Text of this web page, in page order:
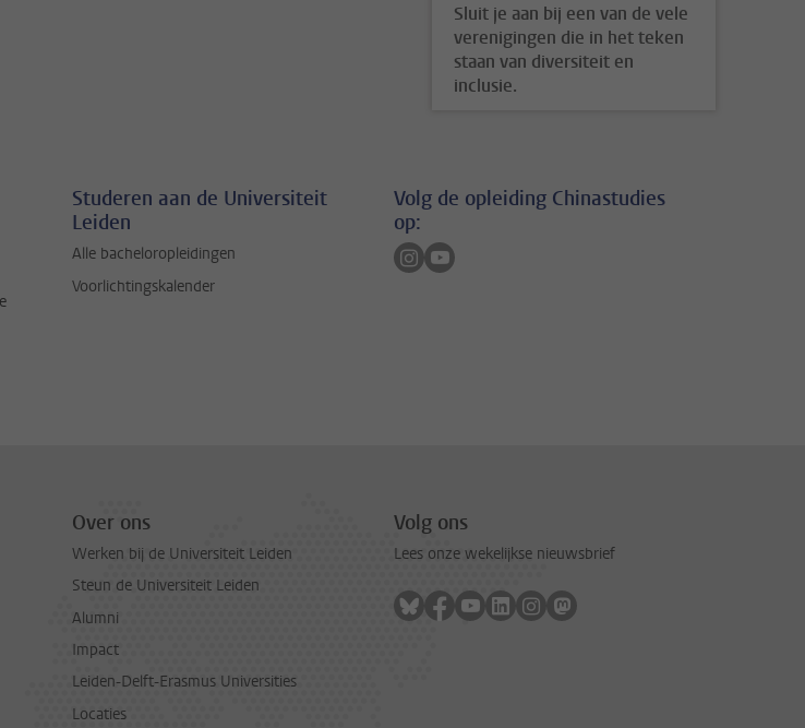
Sluit je aan bij een van de vele
verenigingen die in het teken
staan van diversiteit en
inclusie.
Studeren aan de Universiteit
Leiden
Alle bacheloropleidingen
Voorlichtingskalender
Volg de opleiding Chinastudies
op:
Volg ons op instagram
Volg ons op youtube
Over ons
Werken bij de Universiteit Leiden
Steun de Universiteit Leiden
Alumni
Impact
Leiden-Delft-Erasmus Universities
Locaties
Volg ons
Lees onze wekelijkse nieuwsbrief
Volg ons op bluesky
Volg ons op facebook
Volg ons op youtube
Volg ons op linkedin
Volg ons op instagram
Volg ons op mastodon